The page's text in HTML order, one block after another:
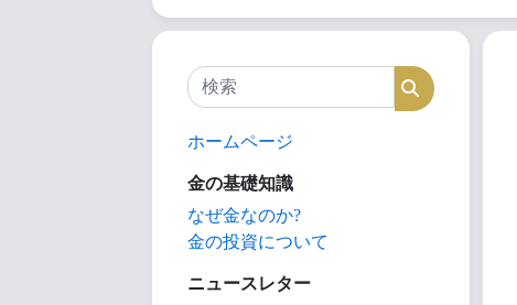
検索 検索
ホームページ
金の基礎知識
なぜ金なのか?
金の投資について
ニュースレター